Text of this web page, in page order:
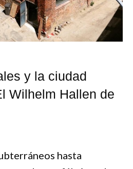
y la ciudad
Wilhelm Hallen de
hasta